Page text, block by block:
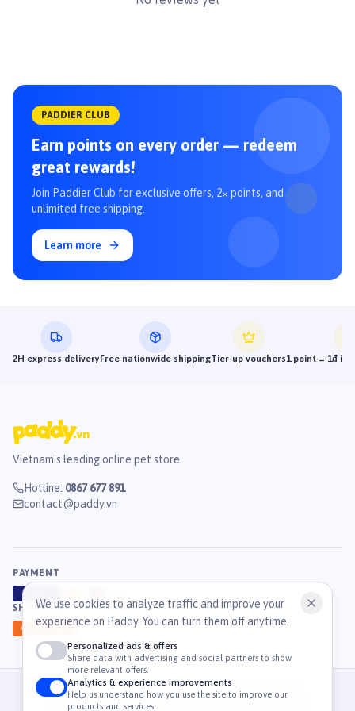
PADDIER CLUB
Earn points on every order — redeem
great rewards!
Join Paddier Club for exclusive offers, 2× points, and
unlimited free shipping.
Learn more
2H express deliveryFree nationwide shippingTier-up vouchers1 point = 1đ
Vietnam's leading online pet store
Hotline: 0867 677 891
contact@paddy.vn
PAYMENT
SHIPPING
Ahamove
© 2026 Công Ty Cổ Phần TM & DV Paddy. MST: 0316459054.
36 Mạc Đĩnh Chi, Phường Tân Định, TP. Hồ Chí Minh, Việt Nam
We use cookies to analyze traffic and improve your
experience on Paddy. You can turn them off anytime.
Personalized ads & offers
Share data with advertising and social partners to show
more relevant offers.
Analytics & experience improvements
Help us understand how you use the site to improve our
products and services.